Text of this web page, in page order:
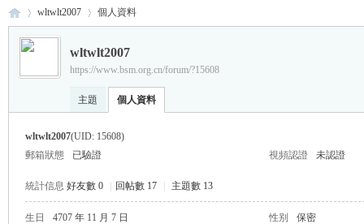
›
wltwlt2007 個人資料
wltwlt2007
https://www.bsm.org.cn/forum/?15608
主題 個人資料
wltwlt2007(UID: 15608)
郵箱狀態
已驗證 視頻認證 未認證
統計信息 好友數 0 回帖數 17 主題數 13
生日 4707 年 11 月 7 日 性别 保密